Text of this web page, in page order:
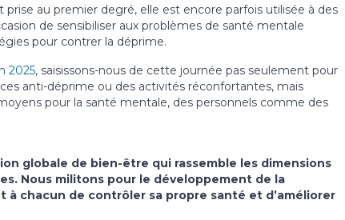
au premier degré, elle est encore parfois utilisée à des
de sensibiliser aux problèmes de santé mentale
pour contrer la déprime.
2025, saisissons-nous de cette journée pas seulement pour
anti-déprime ou des activités réconfortantes, mais
pour la santé mentale, des personnels comme des
globale de bien-être qui rassemble les dimensions
Nous militons pour le développement de la
chacun de contrôler sa propre santé et d’améliorer